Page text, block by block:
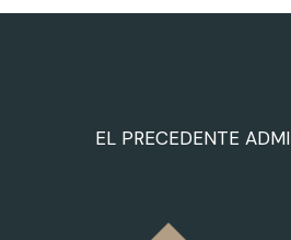
EL PRECEDENTE